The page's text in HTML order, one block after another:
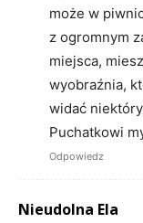
może w
z ogromnym
miejsca,
wyobraźnia,
widać
Puchatkowi
Odpowiedz
Nieudolna Ela